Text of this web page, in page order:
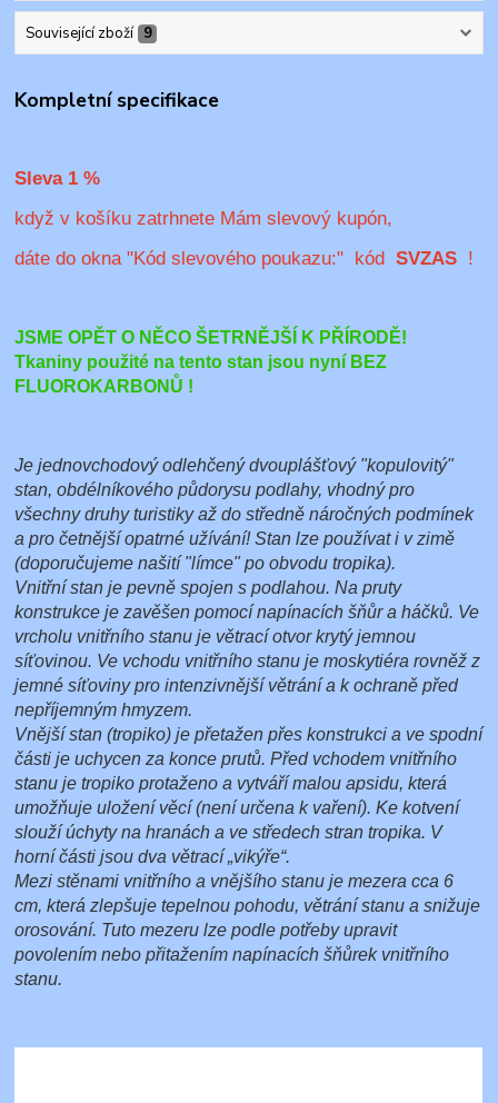
Související zboží 9
Kompletní specifikace
Sleva 1 %
když v košíku zatrhnete Mám slevový kupón,
dáte do okna "Kód slevového poukazu:" kódSVZAS !
JSME OPĚT O NĚCO ŠETRNĚJŠÍ K PŘÍRODĚ!
Tkaniny použité na tento stan jsou nyní BEZ
FLUOROKARBONŮ !
Je jednovchodový odlehčený dvouplášťový "kopulovitý"
stan, obdélníkového půdorysu podlahy, vhodný pro
všechny druhy turistiky až do středně náročných podmínek
a pro četnější opatrné užívání! Stan lze používat i v zimě
(doporučujeme našití "límce" po obvodu tropika).
Vnitřní stan je pevně spojen s podlahou. Na pruty
konstrukce je zavěšen pomocí napínacích šňůr a háčků. Ve
vrcholu vnitřního stanu je větrací otvor krytý jemnou
síťovinou. Ve vchodu vnitřního stanu je moskytiéra rovněž z
jemné síťoviny pro intenzivnější větrání a k ochraně před
nepříjemným hmyzem.
Vnější stan (tropiko) je přetažen přes konstrukci a ve spodní
části je uchycen za konce prutů. Před vchodem vnitřního
stanu je tropiko protaženo a vytváří malou apsidu, která
umožňuje uložení věcí (není určena k vaření). Ke kotvení
slouží úchyty na hranách a ve středech stran tropika. V
horní části jsou dva větrací „vikýře“.
Mezi stěnami vnitřního a vnějšího stanu je mezera cca 6
cm, která zlepšuje tepelnou pohodu, větrání stanu a snižuje
orosování. Tuto mezeru lze podle potřeby upravit
povolením nebo přitažením napínacích šňůrek vnitřního
stanu.